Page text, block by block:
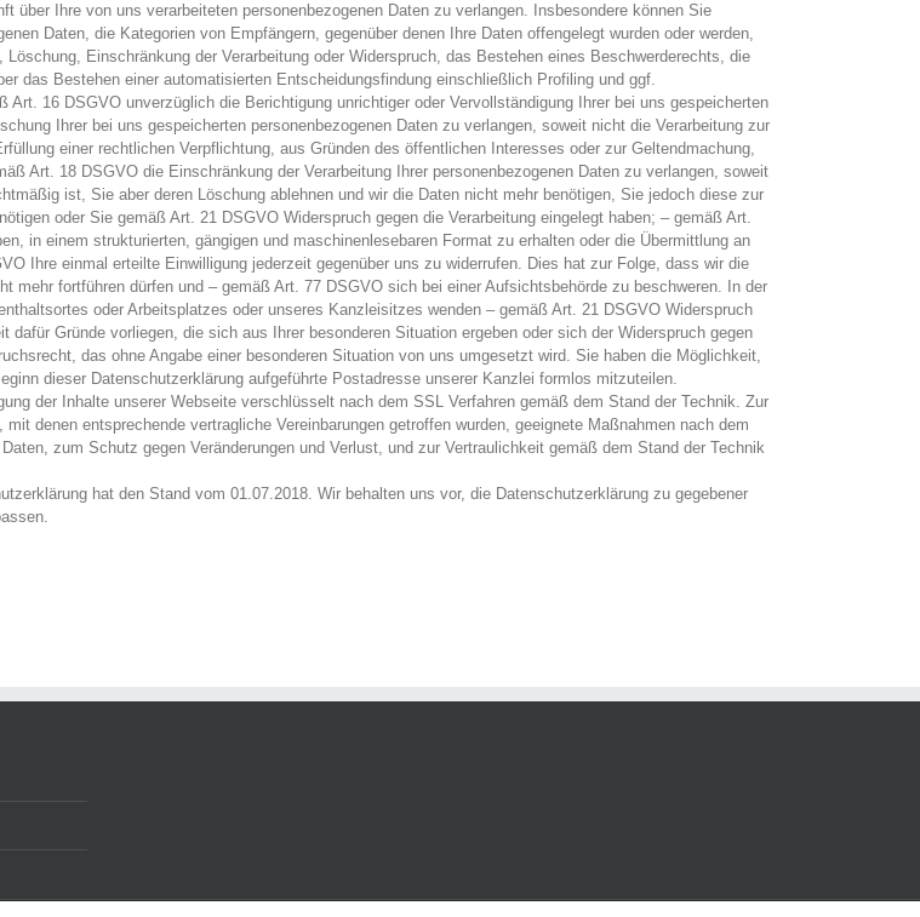
über Ihre von uns verarbeiteten personenbezogenen Daten zu verlangen. Insbesondere können Sie
Daten, die Kategorien von Empfängern, gegenüber denen Ihre Daten offengelegt wurden oder werden,
Einschränkung der Verarbeitung oder Widerspruch, das Bestehen eines Beschwerderechts, die
das Bestehen einer automatisierten Entscheidungsfindung einschließlich Profiling und ggf.
16 DSGVO unverzüglich die Berichtigung unrichtiger oder Vervollständigung Ihrer bei uns gespeicherten
Ihrer bei uns gespeicherten personenbezogenen Daten zu verlangen, soweit nicht die Verarbeitung zur
einer rechtlichen Verpflichtung, aus Gründen des öffentlichen Interesses oder zur Geltendmachung,
Art. 18 DSGVO die Einschränkung der Verarbeitung Ihrer personenbezogenen Daten zu verlangen, soweit
ist, Sie aber deren Löschung ablehnen und wir die Daten nicht mehr benötigen, Sie jedoch diese zur
oder Sie gemäß Art. 21 DSGVO Widerspruch gegen die Verarbeitung eingelegt haben; – gemäß Art.
in einem strukturierten, gängigen und maschinenlesebaren Format zu erhalten oder die Übermittlung an
Ihre einmal erteilte Einwilligung jederzeit gegenüber uns zu widerrufen. Dies hat zur Folge, dass wir die
mehr fortführen dürfen und – gemäß Art. 77 DSGVO sich bei einer Aufsichtsbehörde zu beschweren. In der
oder Arbeitsplatzes oder unseres Kanzleisitzes wenden – gemäß Art. 21 DSGVO Widerspruch
dafür Gründe vorliegen, die sich aus Ihrer besonderen Situation ergeben oder sich der Widerspruch gegen
das ohne Angabe einer besonderen Situation von uns umgesetzt wird. Sie haben die Möglichkeit,
dieser Datenschutzerklärung aufgeführte Postadresse unserer Kanzlei formlos mitzuteilen.
der Inhalte unserer Webseite verschlüsselt nach dem SSL Verfahren gemäß dem Stand der Technik. Zur
denen entsprechende vertragliche Vereinbarungen getroffen wurden, geeignete Maßnahmen nach dem
zum Schutz gegen Veränderungen und Verlust, und zur Vertraulichkeit gemäß dem Stand der Technik
hat den Stand vom 01.07.2018. Wir behalten uns vor, die Datenschutzerklärung zu gegebener